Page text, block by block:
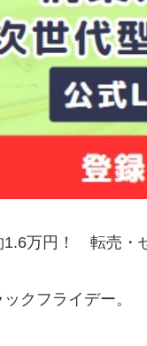
万円！ 転売・せ
クフライデー。